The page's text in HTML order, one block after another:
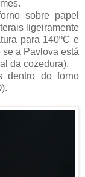
sobre papel
ligeiramente
para 140ºC e
a Pavlova está
da cozedura).
dentro do forno